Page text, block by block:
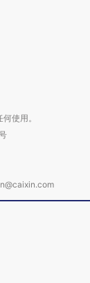
使用。